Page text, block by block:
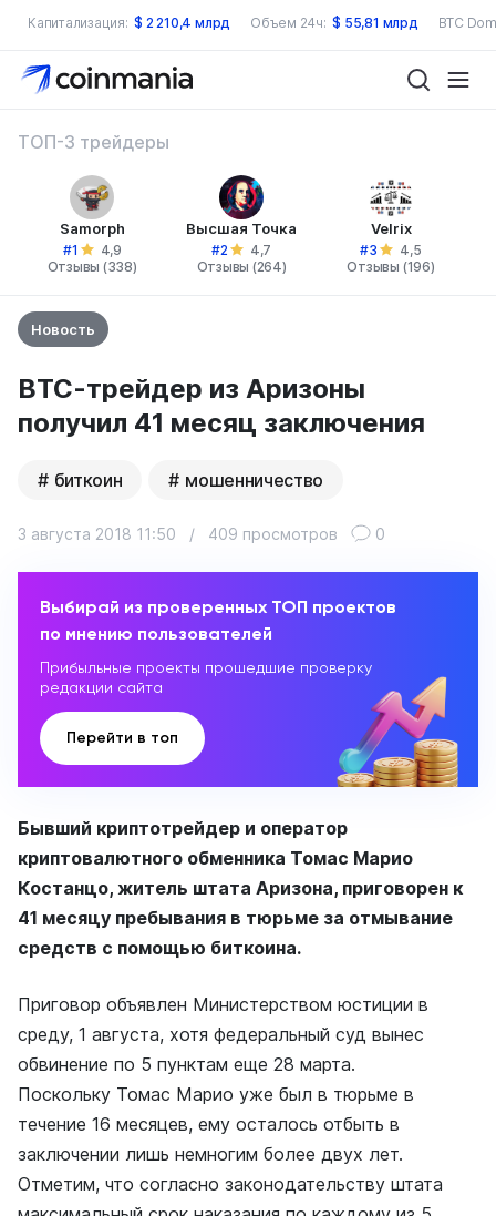
Капитализация: $ 2 210,4 млрд Объем 24ч: $ 55,81 млрд BTC
ТОП-3 трейдеры
Samorph
#1
4,9
Отзывы (338)
Высшая Точка
#2
4,7
Отзывы (264)
Velrix
#3
4,5
Отзывы (196)
Новость
ВТС-трейдер из Аризоны
получил 41 месяц заключения
биткоин мошенничество
3 августа 2018 11:50 / 409 просмотров 0
Выбирай из проверенных ТОП проектов
по мнению пользователей
Прибыльные проекты прошедшие проверку
редакции сайта
Перейти в топ
Бывший криптотрейдер и оператор
криптовалютного обменника Томас Марио
Костанцо, житель штата Аризона, приговорен к
41 месяцу пребывания в тюрьме за отмывание
средств с помощью биткоина.
Приговор объявлен Министерством юстиции в
среду, 1 августа, хотя федеральный суд вынес
обвинение по 5 пунктам еще 28 марта.
Поскольку Томас Марио уже был в тюрьме в
течение 16 месяцев, ему осталось отбыть в
заключении лишь немногим более двух лет.
Отметим, что согласно законодательству штата